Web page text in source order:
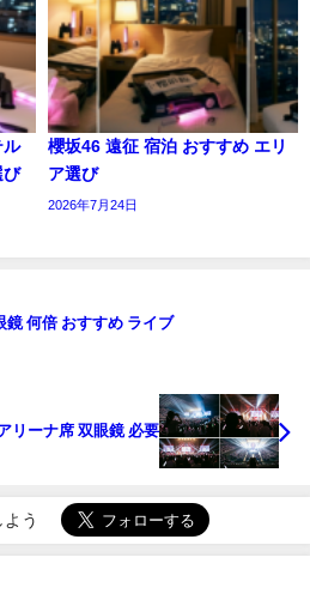
ル
び
櫻坂46 遠征 宿泊 おすすめ エリ
ア選び
2026年7月24日
鏡 何倍 おすすめ ライブ
リーナ席 双眼鏡 必要
う